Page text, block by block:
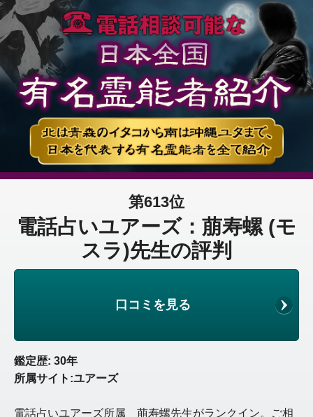
第613位
電話占いユアーズ：萠寿螺 (モ
スラ)先生の評判
口コミを見る
鑑定歴: 30年
所属サイト:ユアーズ
電話占いユアーズ所属 萠寿螺先生がランクイン。ご相